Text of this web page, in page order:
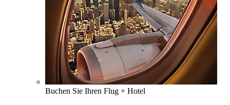
Buchen Sie Ihren Flug + Hotel